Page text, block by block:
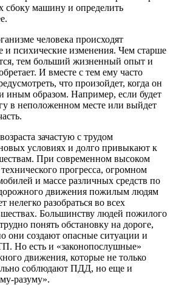
сбоку машину и определить
человека происходят
и психические изменения. Чем старше
тем больший жизненный опыт и
И вместе с тем ему часто
что произойдет, когда он
иным образом. Например, если будет
в неположенном месте или выйдет
зачастую с трудом
условиях и долго привыкают к
При современном высоком
прогресса, огромном
и массе различных средств по
движения пожилым людям
нелегко разобраться во всех
Большинству людей пожилого
понять обстановку на дороге,
они создают опасные ситуации и
Но есть и «законопослушные»
движения, которые не только
соблюдают ПДД, но еще и
разуму».